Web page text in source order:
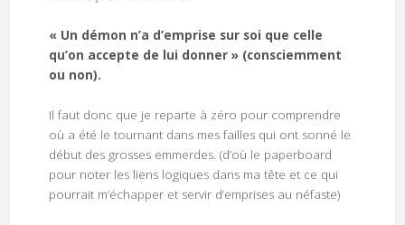
« Un démon n’a d’emprise sur soi que celle
qu’on accepte de lui donner » (consciemment
ou non).
Il faut donc que je reparte à zéro pour comprendre
où a été le tournant dans mes failles qui ont sonné le
début des grosses emmerdes. (d’où le paperboard
pour noter les liens logiques dans ma tête et ce qui
pourrait m’échapper et servir d’emprises au néfaste)